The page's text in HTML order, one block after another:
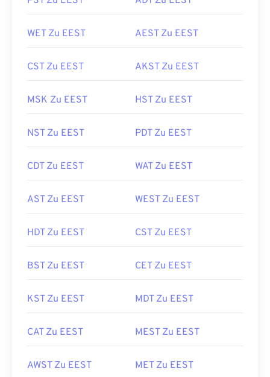
WET Zu EEST AEST Zu EEST
CST Zu EEST AKST Zu EEST
MSK Zu EEST HST Zu EEST
NST Zu EEST PDT Zu EEST
CDT Zu EEST WAT Zu EEST
AST Zu EEST WEST Zu EEST
HDT Zu EEST CST Zu EEST
BST Zu EEST CET Zu EEST
KST Zu EEST MDT Zu EEST
CAT Zu EEST MEST Zu EEST
AWST Zu EEST MET Zu EEST